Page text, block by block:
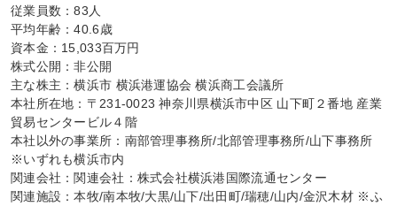
従業員数：83人
平均年齢：40.6歳
資本金：15,033百万円
株式公開：非公開
主な株主：横浜市 横浜港運協会 横浜商工会議所
本社所在地：〒231-0023 神奈川県横浜市中区 山下町２番地 産業
貿易センタービル４階
本社以外の事業所：南部管理事務所/北部管理事務所/山下事務所
※いずれも横浜市内
関連会社：関連会社：株式会社横浜港国際流通センター
関連施設：本牧/南本牧/大黒/山下/出田町/瑞穂/山内/金沢木材 ※ふ